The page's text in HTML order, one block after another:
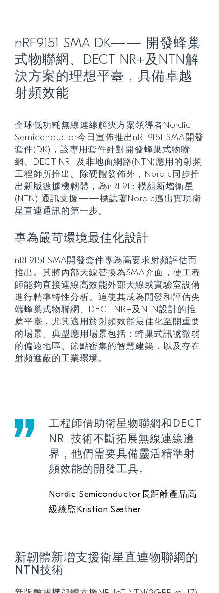
nRF9151 SMA DK—— 開發蜂巢
式物聯網、DECT NR+及NTN解
決方案的理想平臺，具備卓越
射頻效能
全球低功耗無線連線解決方案領導者Nordic
Semiconductor今日宣佈推出nRF9151 SMA開發
套件(DK)，該專用套件針對開發蜂巢式物聯
網、DECT NR+及非地面網路(NTN)應用的射頻
工程師所推出。除硬體發佈外，Nordic同步推
出新版數據機韌體，為nRF9151模組新增衛星
(NTN) 通訊支援——標誌著Nordic邁出實現衛
星直連通訊的第一步。
專為嚴苛環境最佳化設計
nRF9151 SMA開發套件專為高要求射頻評估而
推出。其將內部天線替換為SMA介面，使工程
師能夠直接連線高效能外部天線或實驗室設備
進行精準特性分析。這使其成為開發和評估尖
端蜂巢式物聯網、DECT NR+及NTN設計的推
薦平臺，尤其適用於射頻效能最佳化至關重要
的場景。典型應用場景包括：蜂巢式訊號微弱
的偏遠地區、節點密集的智慧建築，以及存在
射頻遮蔽的工業環境。
工程師借助衛星物聯網和DECT
NR+技術不斷拓展無線連線邊
界，他們需要具備靈活精準射
頻效能的開發工具。
Nordic Semiconductor長距離產品高
級總監Kristian Sæther
新韌體新增支援衛星直連物聯網的
NTN技術